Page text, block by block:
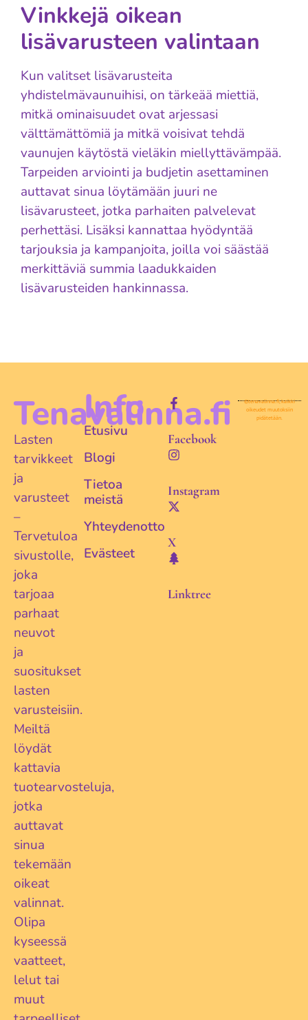
Vinkkejä oikean
lisävarusteen valintaan
Kun valitset lisävarusteita
yhdistelmävaunuihisi, on tärkeää miettiä,
mitkä ominaisuudet ovat arjessasi
välttämättömiä ja mitkä voisivat tehdä
vaunujen käytöstä vieläkin miellyttävämpää.
Tarpeiden arviointi ja budjetin asettaminen
auttavat sinua löytämään juuri ne
lisävarusteet, jotka parhaiten palvelevat
perhettäsi. Lisäksi kannattaa hyödyntää
tarjouksia ja kampanjoita, joilla voi säästää
merkittäviä summia laadukkaiden
lisävarusteiden hankinnassa.
Tenavalinna.fi
Lasten
tarvikkeet
ja
varusteet
–
Tervetuloa
sivustolle,
joka
tarjoaa
parhaat
neuvot
ja
suositukset
lasten
varusteisiin.
Meiltä
löydät
kattavia
tuotearvosteluja,
jotka
auttavat
sinua
tekemään
oikeat
valinnat.
Olipa
kyseessä
vaatteet,
lelut tai
muut
Info
Etusivu
Blogi
Tietoa
meistä
Yhteydenotto
Evästeet
Facebook
Instagram
X
Linktree
©tenavalinna.fi, kaikki
oikeudet muutoksiin
pidätetään.